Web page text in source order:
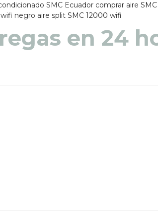
SMC Ecuador comprar aire SMC
negro aire split SMC 12000 wifi
en 48